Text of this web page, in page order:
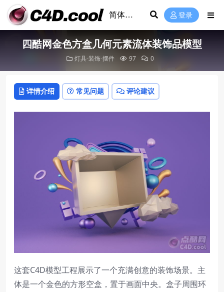
登录
四酷网金色方盒几何元素流体装饰品模型
灯具-装饰-摆件 97 0
详情介绍 常见问题 评论建议
这套C4D模型工程展示了一个充满创意的装饰场景。主
体是一个金色的方形空盒，置于画面中央。盒子周围环